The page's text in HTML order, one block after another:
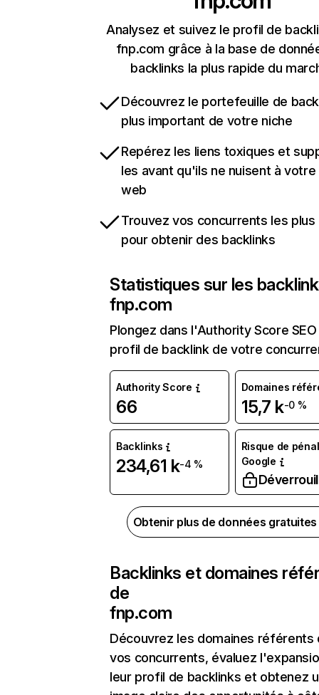
Analysez et suivez le profil de
fnp.com grâce à la base de
backlinks la plus rapide du
Découvrez le portefeuille de
plus important de votre niche
Repérez les liens toxiques et
les avant qu'ils ne nuisent à
web
Trouvez vos concurrents les
pour obtenir des backlinks
Statistiques sur les
fnp.com
Plongez dans l'Authority Score
profil de backlink de votre
Authority Score
66
Domaines
15,7 k-0 %
Backlinks
234,61 k-4 %
Risque de
Google
Obtenir plus de données
Backlinks et domaines
de
fnp.com
Découvrez les domaines référents
vos concurrents, évaluez
leur profil de backlinks et obtenez